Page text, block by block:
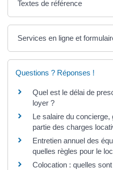
Textes de référence
Services en ligne et
Questions ? Réponses !
Quel est le délai de
loyer ?
Le salaire du
partie des charges
Entretien annuel des
quelles règles pour le
Colocation : quelles